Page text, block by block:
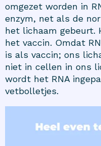
omgezet worden in
enzym, net als de
het lichaam gebeurt.
het vaccin. Omdat
is als vaccin; ons
niet in cellen in ons
wordt het RNA
vetbolletjes.